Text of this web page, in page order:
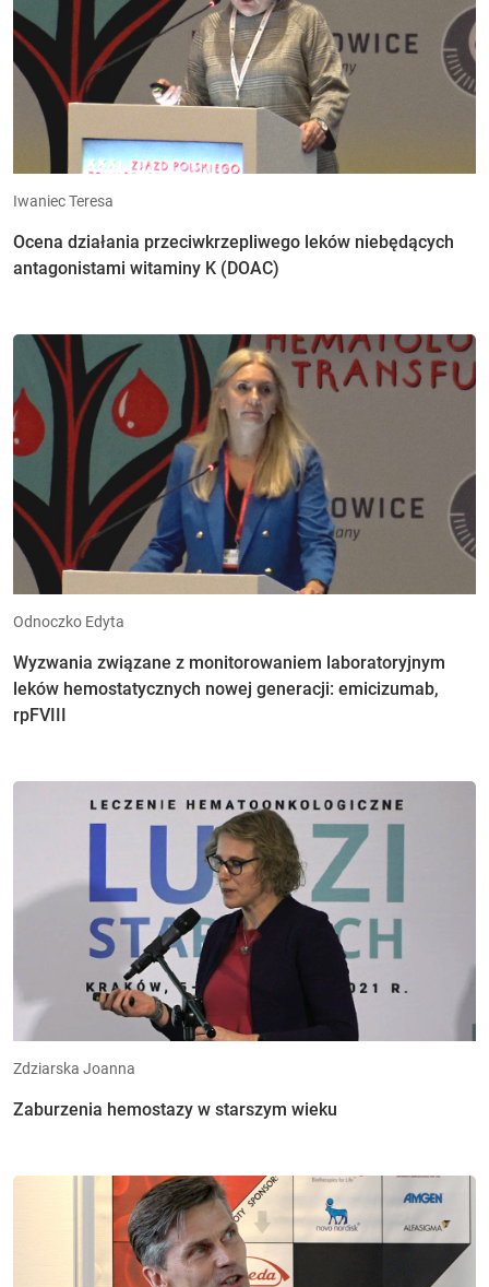
Iwaniec Teresa
Ocena działania przeciwkrzepliwego leków niebędących
antagonistami witaminy K (DOAC)
Odnoczko Edyta
Wyzwania związane z monitorowaniem laboratoryjnym
leków hemostatycznych nowej generacji: emicizumab,
rpFVIII
Zdziarska Joanna
Zaburzenia hemostazy w starszym wieku